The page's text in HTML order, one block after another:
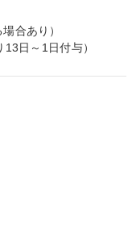
合あり）
日～1日付与）